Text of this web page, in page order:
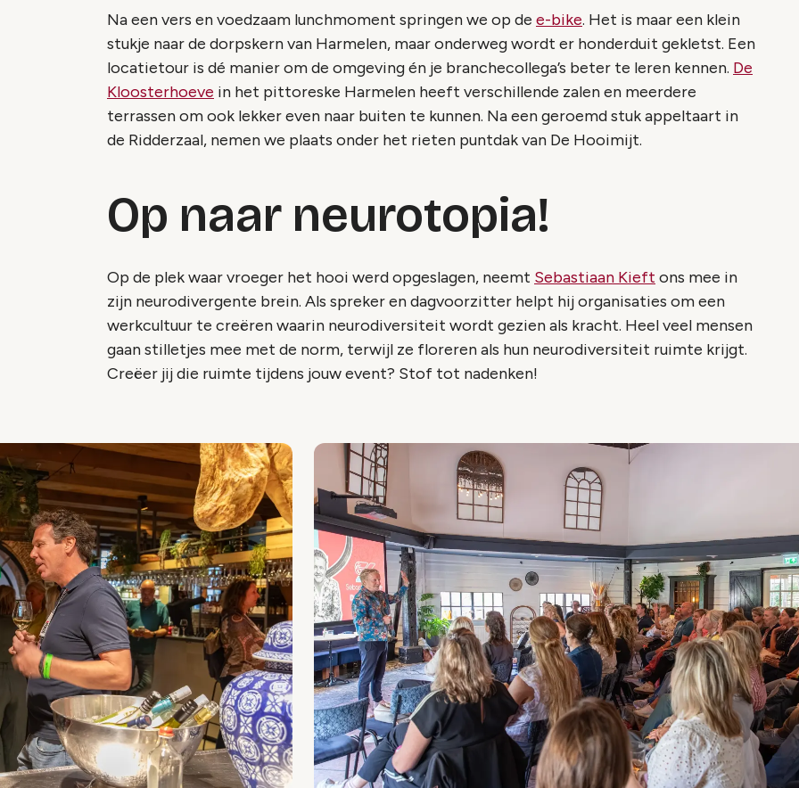
Na een vers en voedzaam lunchmoment springen we op de e-bike. Het is maar een klein
stukje naar de dorpskern van Harmelen, maar onderweg wordt er honderduit gekletst. Een
locatietour is dé manier om de omgeving én je branchecollega’s beter te leren kennen. De
Kloosterhoeve in het pittoreske Harmelen heeft verschillende zalen en meerdere
terrassen om ook lekker even naar buiten te kunnen. Na een geroemd stuk appeltaart in
de Ridderzaal, nemen we plaats onder het rieten puntdak van De Hooimijt.
Op naar neurotopia!
Op de plek waar vroeger het hooi werd opgeslagen, neemt Sebastiaan Kieft ons mee in
zijn neurodivergente brein. Als spreker en dagvoorzitter helpt hij organisaties om een
werkcultuur te creëren waarin neurodiversiteit wordt gezien als kracht. Heel veel mensen
gaan stilletjes mee met de norm, terwijl ze floreren als hun neurodiversiteit ruimte krijgt.
Creëer jij die ruimte tijdens jouw event? Stof tot nadenken!